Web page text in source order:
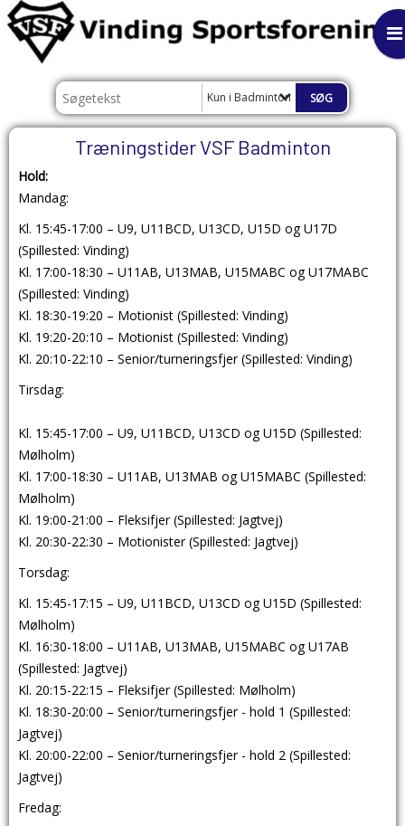
Kun i Badminton
Træningstider VSF Badminton
Hold:
Mandag:
Kl. 15:45-17:00 – U9, U11BCD, U13CD, U15D og U17D
(Spillested: Vinding)
Kl. 17:00-18:30 – U11AB, U13MAB, U15MABC og U17MABC
(Spillested: Vinding)
Kl. 18:30-19:20 – Motionist (Spillested: Vinding)
Kl. 19:20-20:10 – Motionist (Spillested: Vinding)
Kl. 20:10-22:10 – Senior/turneringsfjer (Spillested: Vinding)
Tirsdag:
Kl. 15:45-17:00 – U9, U11BCD, U13CD og U15D (Spillested:
Mølholm)
Kl. 17:00-18:30 – U11AB, U13MAB og U15MABC (Spillested:
Mølholm)
Kl. 19:00-21:00 – Fleksifjer (Spillested: Jagtvej)
Kl. 20:30-22:30 – Motionister (Spillested: Jagtvej)
Torsdag:
Kl. 15:45-17:15 – U9, U11BCD, U13CD og U15D (Spillested:
Mølholm)
Kl. 16:30-18:00 – U11AB, U13MAB, U15MABC og U17AB
(Spillested: Jagtvej)
Kl. 20:15-22:15 – Fleksifjer (Spillested: Mølholm)
Kl. 18:30-20:00 – Senior/turneringsfjer - hold 1 (Spillested:
Jagtvej)
Kl. 20:00-22:00 – Senior/turneringsfjer - hold 2 (Spillested:
Jagtvej)
Fredag: